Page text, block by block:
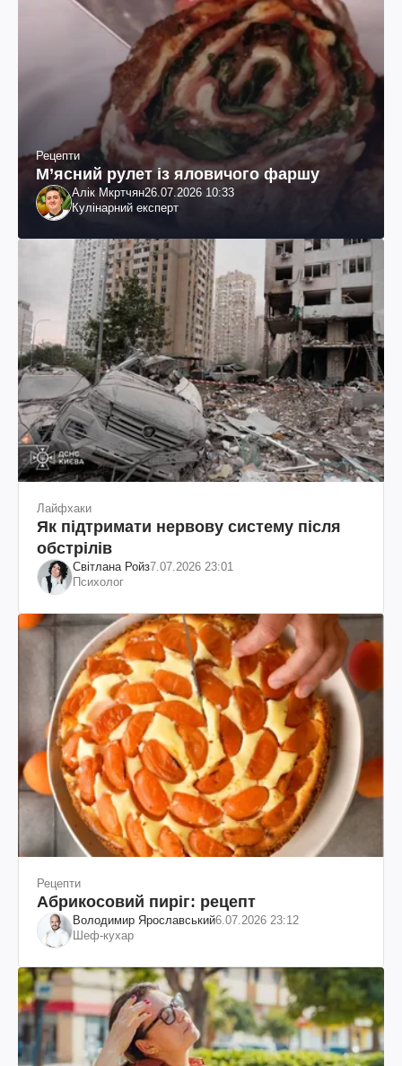
Рецепти
М’ясний рулет із яловичого фаршу
Алік Мкртчян26.07.2026 10:33
Кулінарний експерт
Лайфхаки
Як підтримати нервову систему після
обстрілів
Світлана Ройз7.07.2026 23:01
Психолог
Рецепти
Абрикосовий пиріг: рецепт
Володимир Ярославський6.07.2026 23:12
Шеф-кухар